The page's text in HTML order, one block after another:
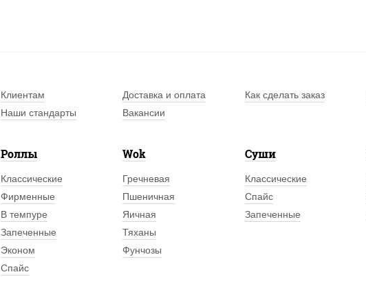
Клиентам Доставка и оплата Как сделать заказ
Наши стандарты Вакансии
Роллы
Классические
Фирменные
В темпуре
Запеченные
Эконом
Спайс
Wok
Гречневая
Пшеничная
Яичная
Тяханы
Фунчозы
Суши
Классические
Спайс
Запеченные